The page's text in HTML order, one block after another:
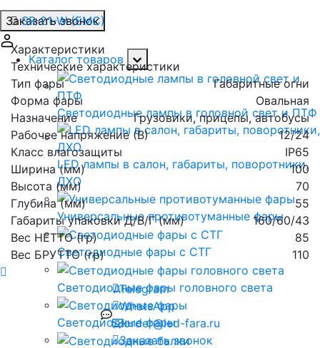
Заказать звонок
Каталог товаров
Светодиодные лампы в головной свет и ПТФ
LED лампы в салон, габариты, поворотники,
ДХО
Универсальные противотуманные фары
Светодиодные фары с СТГ
Светодиодные фары головного света
Светодиодные фары
SR-21-W (EMC)
Характеристики
Технические характеристики
Тип фары
Габаритные огни
Форма фары
Овальная
Назначение
Грузовики, прицепы, автобусы
Рабочее напряжение (В)
12/24
Класс влагозащиты
IP65
Ширина (мм)
100
Высота (мм)
70
Глубина (мм)
55
Габариты упаковки Д/В/Г (мм)
160/60/43
Вес НЕТТО (гр)
85
Вес БРУТТО (гр)
110
Telegram
WhatsApp
order@led-fara.ru
Заказать звонок